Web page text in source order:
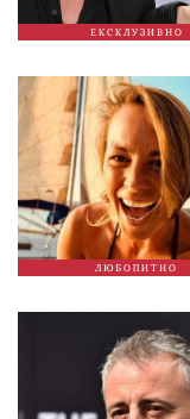
ЕКСКЛУЗИВНО
ЛЮБОПИТНО